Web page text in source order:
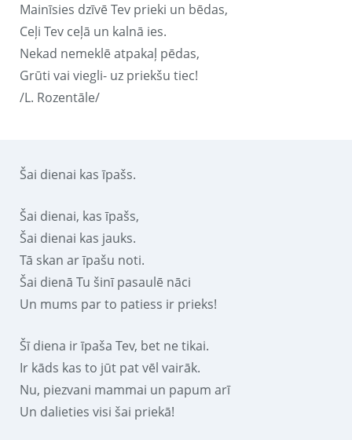
Mainīsies dzīvē Tev prieki un bēdas,
Ceļi Tev ceļā un kalnā ies.
Nekad nemeklē atpakaļ pēdas,
Grūti vai viegli- uz priekšu tiec!
/L. Rozentāle/
Šai dienai kas īpašs.
Šai dienai, kas īpašs,
Šai dienai kas jauks.
Tā skan ar īpašu noti.
Šai dienā Tu šinī pasaulē nāci
Un mums par to patiess ir prieks!
Šī diena ir īpaša Tev, bet ne tikai.
Ir kāds kas to jūt pat vēl vairāk.
Nu, piezvani mammai un papum arī
Un dalieties visi šai priekā!